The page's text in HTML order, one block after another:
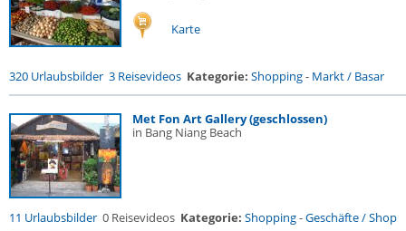
Karte
320 Urlaubsbilder 3 Reisevideos Kategorie: Shopping- Markt / Basar
Met Fon Art Gallery (geschlossen)
in Bang Niang Beach
11 Urlaubsbilder 0 Reisevideos Kategorie: Shopping-Geschäfte / Shop